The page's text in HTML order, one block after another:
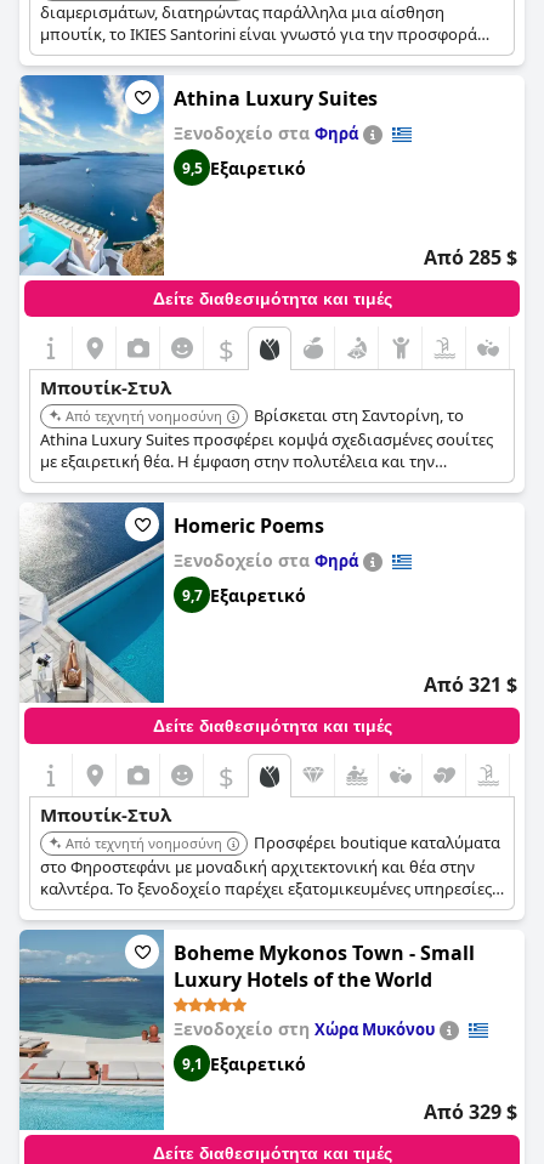
διαμερισμάτων, διατηρώντας παράλληλα μια αίσθηση
μπουτίκ, το IKIES Santorini είναι γνωστό για την προσφορά
κομψών και ιδιωτικών καταλυμάτων. Παρέχει μια
εξατομικευμένη εμπειρία διαμονής με μοναδικά σχέδια
σουιτών, κατάλληλη για επισκέπτες που αναζητούν
ανεξαρτησία με ξενοδοχειακές υπηρεσίες.
Athina Luxury Suites
Ξενοδοχείο στα Φηρά
9,5 Εξαιρετικό
Από 285 $
Δείτε διαθεσιμότητα και τιμές
$
Μπουτίκ-Στυλ
Από τεχνητή νοημοσύνη
Βρίσκεται στη Σαντορίνη, το
Athina Luxury Suites προσφέρει κομψά σχεδιασμένες σουίτες
με εξαιρετική θέα. Η έμφαση στην πολυτέλεια και την
εξατομικευμένη εξυπηρέτηση εξασφαλίζει μια κομψή και
μοναδική εμπειρία για κάθε επισκέπτη.
Homeric Poems
Ξενοδοχείο στα Φηρά
9,7 Εξαιρετικό
Από 321 $
Δείτε διαθεσιμότητα και τιμές
$
Μπουτίκ-Στυλ
Από τεχνητή νοημοσύνη
Προσφέρει boutique καταλύματα
στο Φηροστεφάνι με μοναδική αρχιτεκτονική και θέα στην
καλντέρα. Το ξενοδοχείο παρέχει εξατομικευμένες υπηρεσίες,
έναν χαλαρωτικό χώρο πισίνας και κομψά σχεδιασμένες
σουίτες. Το οικείο περιβάλλον και το εκπληκτικό τοπίο
δημιουργούν μια αξέχαστη εμπειά.Boheme Mykonos Town - Small
Luxury Hotels of the World
Ξενοδοχείο στη Χώρα Μυκόνου
9,1 Εξαιρετικό
Από 329 $
Δείτε διαθεσιμότητα και τιμές